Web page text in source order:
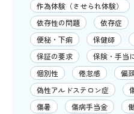
作為体験（させられ体験）
依存性の問題
依存症
便秘・下痢
保健師
保証の要求
保険・手当
個別性
倦怠感 偏
偽性アルドステロン症
傷暑
傷病手当金